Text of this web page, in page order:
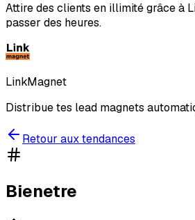
Attire des clients en illimité grâce à
passer des heures.
LinkMagnet
Distribue tes lead magnets
Retour aux tendances
Bienetre